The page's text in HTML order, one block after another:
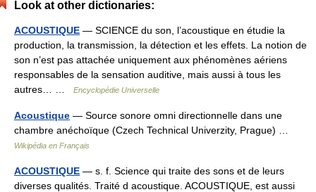
Look at other dictionaries:
ACOUSTIQUE — SCIENCE du son, l’acoustique en étudie la
production, la transmission, la détection et les effets. La notion de
son n’est pas attachée uniquement aux phénomènes aériens
responsables de la sensation auditive, mais aussi à tous les
autres… …
Encyclopédie Universelle
Acoustique — Source sonore omni directionnelle dans une
chambre anéchoïque (Czech Technical Univerzity, Prague) …
Wikipédia en Français
ACOUSTIQUE — s. f. Science qui traite des sons et de leurs
diverses qualités. Traité d acoustique. ACOUSTIQUE, est aussi